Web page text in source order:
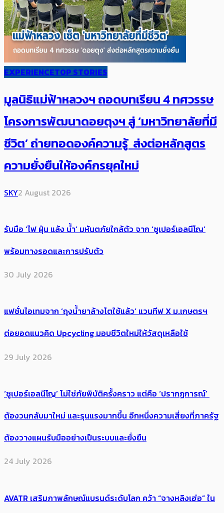
EXPERIENCETOP STORIES
มูลนิธิแม่ฟ้าหลวงฯ ถอดบทเรียน 4 ทศวรรษ
โครงการพัฒนาดอยตุงฯ สู่ ‘มหาวิทยาลัยที่มี
ชีวิต’ ถ่ายทอดองค์ความรู้ ส่งต่อหลักสูตร
ความยั่งยืนให้องค์กรยุคใหม่
SKY2 August 2026
รับมือ ‘ไฟ ฝุ่น แล้ง น้ำ’ มหันตภัยใกล้ตัว จาก ‘ซูเปอร์เอลนีโญ’
พร้อมทางรอดและการปรับตัว
30 July 2026
แฟชั่นไอเทมจาก ‘ถุงน้ำยาล้างไตใช้แล้ว’ แวนทีฟ X ม.เกษตรฯ
ต่อยอดแนวคิด Upcycling มอบชีวิตใหม่ให้วัสดุเหลือใช้
29 July 2026
‘ซูเปอร์เอลนีโญ’ ไม่ใช่ภัยพิบัติครั้งคราว แต่คือ ‘ปรากฏการณ์’ ​
ต้อง​วนกลับมาใหม่ และรุนแรงมากขึ้น อีกหนึ่งความเสี่ยงที่ภาครัฐ
ต้องวางแผนรับมืออย่างเป็นระบบและยั่งยืน
24 July 2026
AVATR เสริมภาพลักษณ์แบรนด์ระดับโลก คว้า “จางหลิงเฮ่อ” ใน